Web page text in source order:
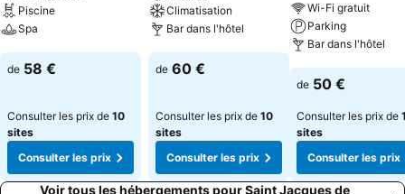
Piscine
Spa
Consulter les prix
de 58 €
Consulter les prix de 10
sites
Consulter les prix
Climatisation
Bar dans l'hôtel
Consulter les prix
de 60 €
Consulter les prix de 10
sites
Consulter les prix
Wi-Fi gratuit
Parking
Bar dans l'hôtel
Consulter les
de 50 €
Consulter les prix de
sites
Consulter les prix
Voir tous les hébergements pour Saint Jacques de